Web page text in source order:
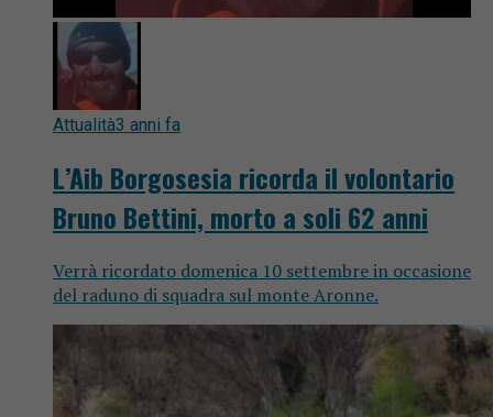
Attualità3 anni fa
L’Aib Borgosesia ricorda il volontario
Bruno Bettini, morto a soli 62 anni
Verrà ricordato domenica 10 settembre in occasione
del raduno di squadra sul monte Aronne.